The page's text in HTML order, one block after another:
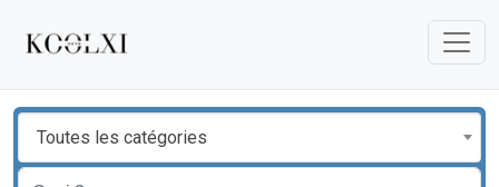
Toutes les catégories